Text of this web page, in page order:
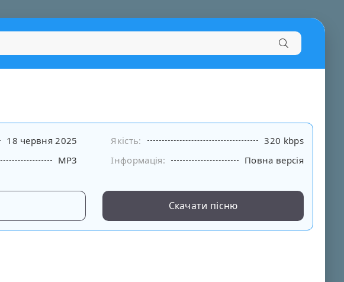
18 червня 2025 Якість:
320 kbps
MP3 Інформація: Повна версія
Скачати пісню